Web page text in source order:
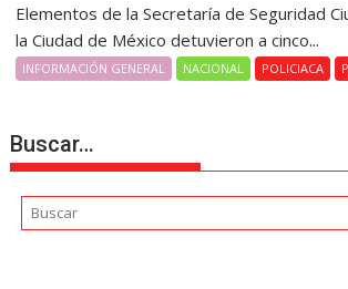
Elementos de la Secretaría de Seguridad
la Ciudad de México detuvieron a cinco...
INFORMACIÓN GENERAL NACIONAL POLICIACA
Buscar…